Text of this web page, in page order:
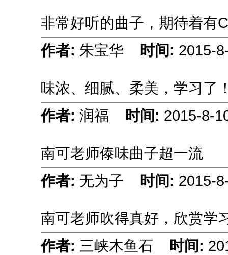
非常好听的曲子，期待着有
作者: 朱宝华 时间: 2015-
味浓、细腻、柔美， 学习了
作者: 润福 时间: 2015-8-
南可老师傣味曲子超一流
作者: 无为子 时间: 2015-
南可老师吹得真好，欣赏学
作者: 三峡木鱼石 时间: